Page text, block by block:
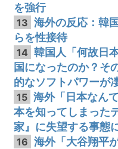
を強行
13 海外の反応：韓
らを性接待
14 韓国人「何故日
国になったのか？そ
的なソフトパワーが
15 海外「日本なん
本を知ってしまった
家』に失望する事態
16 海外「大谷翔平